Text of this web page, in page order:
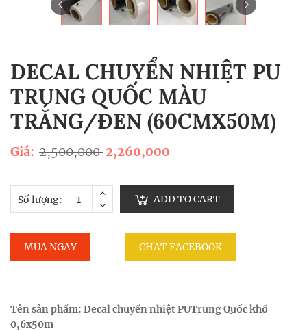
DECAL CHUYỂN NHIỆT PU
TRUNG QUỐC MÀU
TRẮNG/ĐEN (60CMX50M)
Giá: 2,500,000 2,260,000
Số lượng: ADD TO CART
MUA NGAY CHAT FACEBOOK
Tên sản phẩm: Decal chuyển nhiệt PUTrung Quốc khổ
0,6x50m